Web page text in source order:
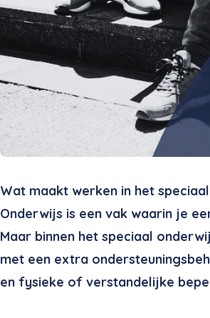
Wat maakt werken in het
Onderwijs is een vak waarin je
Maar binnen het speciaal
met een extra
en fysieke of verstandelijke